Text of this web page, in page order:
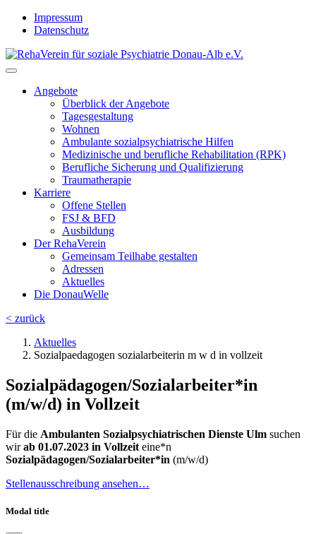
Skip
Impressum
Datenschutz
Angebote
Überblick der Angebote
Tagesgestaltung
Wohnen
Ambulante sozialpsychiatrische Hilfen
Medizinische und berufliche Rehabilitation (RPK)
Berufliche Sicherung und Qualifizierung
Traumatherapie
Karriere
Offene Stellen
FSJ & BFD
Ausbildung
Der RehaVerein
Gemeinsam Teilhabe gestalten
Adressen
Aktuelles
Die DonauWelle
< zurück
Aktuelles
Sozialpaedagogen sozialarbeiterin m w d in vollzeit
Sozialpädagogen/Sozialarbeiter*in
(m/w/d) in Vollzeit
Für die Ambulanten Sozialpsychiatrischen Dienste Ulm suchen
wirab 01.07.2023 in Vollzeit eine*n
Sozialpädagogen/Sozialarbeiter*in (m/w/d)
Stellenausschreibung ansehen…
Modal title